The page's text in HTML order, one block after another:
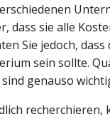
dass sie alle
Sie jedoch,
sein sollte.
genauso
recherchieren,